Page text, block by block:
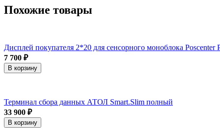
Похожие товары
Дисплей покупателя 2*20 для сенсорного моноблока Poscenter
7 700 ₽
В корзину
Терминал сбора данных АТОЛ Smart.Slim полный
33 900 ₽
В корзину